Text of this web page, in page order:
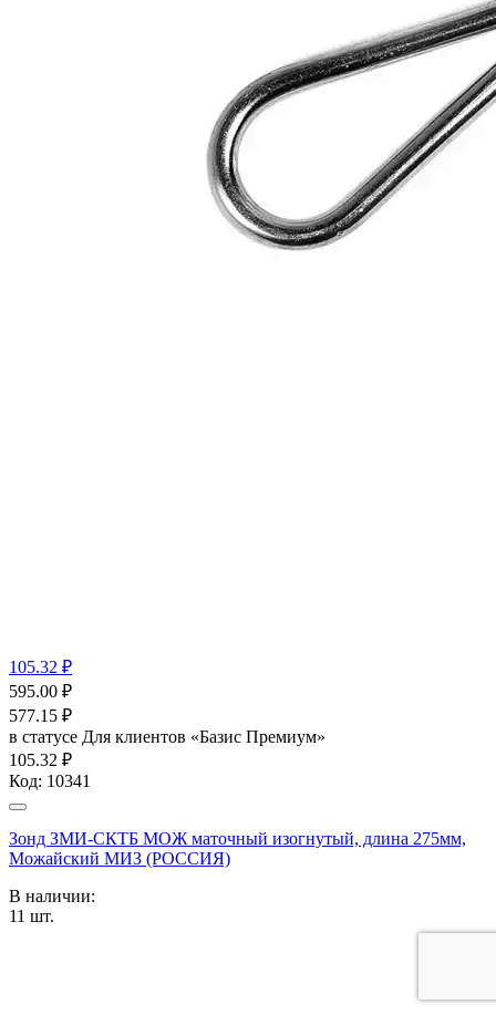
105.32 ₽
595.00 ₽
577.15 ₽
в статусе Для клиентов «Базис Премиум»
105.32 ₽
Код: 10341
Зонд ЗМИ-СКТБ МОЖ маточный изогнутый, длина 275мм,
Можайский МИЗ (РОССИЯ)
В наличии:
11 шт.